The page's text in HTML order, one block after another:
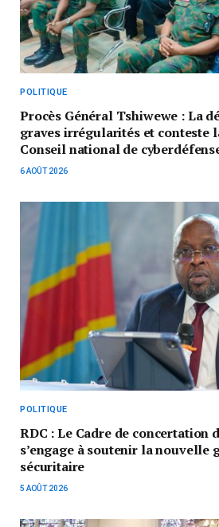
POLITIQUE
Procès Général Tshiwewe : La
graves irrégularités et conteste
Conseil national de
6 AOÛT 2026
POLITIQUE
RDC : Le Cadre de concertation
s’engage à soutenir la nouvelle
sécuritaire
5 AOÛT 2026